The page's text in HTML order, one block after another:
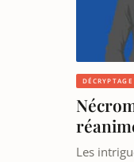
DÉCRYPTAGE
Les